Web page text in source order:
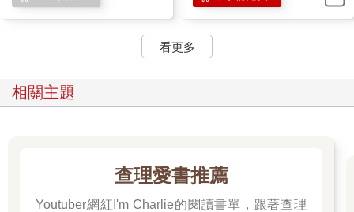
看更多
相關主題
查理愛書推薦
Youtuber網紅I'm Charlie的閱讀書單，跟著查理